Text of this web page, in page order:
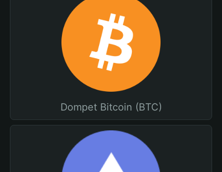
Dompet Bitcoin (BTC)